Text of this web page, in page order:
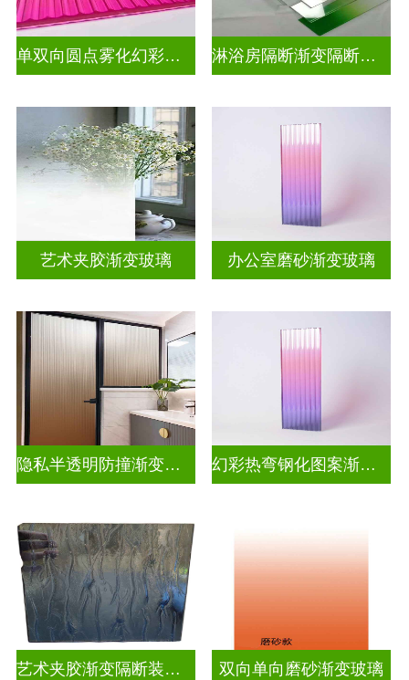
单双向圆点雾化幻彩炫彩渐变玻璃 淋浴房隔断渐变隔断装饰玻璃
艺术夹胶渐变玻璃 办公室磨砂渐变玻璃
隐私半透明防撞渐变玻璃 幻彩热弯钢化图案渐变玻璃
艺术夹胶渐变隔断装饰玻璃 双向单向磨砂渐变玻璃